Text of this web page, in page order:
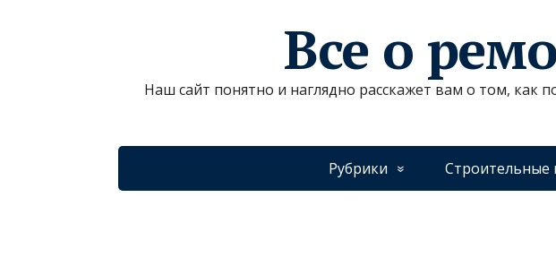
Все о
Наш сайт понятно и наглядно расскажет вам о том, как
Рубрики Строительные